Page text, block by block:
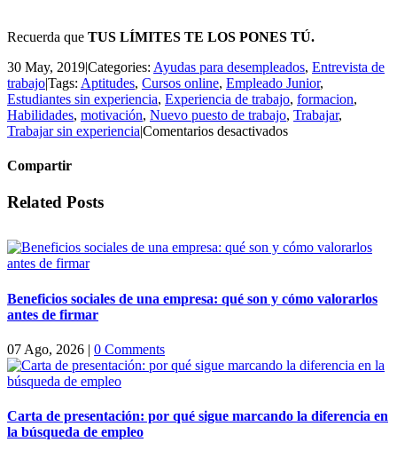
Recuerda que TUS LÍMITES TE LOS PONES TÚ.
30 May, 2019|Categories: Ayudas para desempleados, Entrevista de
trabajo|Tags: Aptitudes, Cursos online, Empleado Junior,
Estudiantes sin experiencia, Experiencia de trabajo, formacion,
Habilidades, motivación, Nuevo puesto de trabajo, Trabajar,
Trabajar sin experiencia|Comentarios desactivadosen
Compartir
Facebook
Twitter
LinkedIn
Email
Related Posts
Beneficios sociales de una empresa: qué son y cómo valorarlos
antes de firmar
07 Ago, 2026 | 0 Comments
Carta de presentación: por qué sigue marcando la diferencia en
la búsqueda de empleo